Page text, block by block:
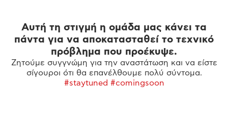
Αυτή τη στιγμή η ομάδα μας κάνει τα
πάντα για να αποκατασταθεί το τεχνικό
πρόβλημα που προέκυψε.
Ζητούμε συγγνώμη για την αναστάτωση και να είστε
σίγουροι ότι θα επανέλθουμε πολύ σύντομα.
#staytuned #comingsoon